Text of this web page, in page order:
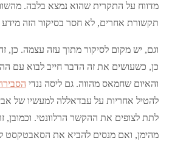
מדווח על התקרית שהוא נמצא בלבה.
תקשורת אחרים, לא חסר בסיקור הזה
וגם, יש מקום לסיקור מתוך עזה עצמה. כן,
והאיום שחמאס מהווה. גם ליסה ננדי
להטיל אחריות על עבדאללה למעשיו של
לתת לצופים את ההקשר הרלוונטי. וכמובן,
מהימן, ואם מנסים להביא את הסאבטקסט